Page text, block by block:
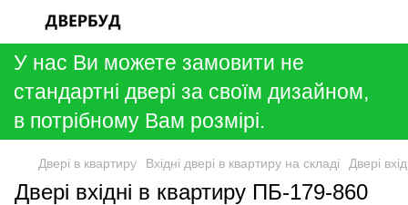
У нас Ви можете замовити не
стандартні двері за своїм дизайном,
в потрібному Вам розмірі.
Двері в квартиру Вхідні двері в квартиру на складі Двері
Двері вхідні в квартиру ПБ-179-860